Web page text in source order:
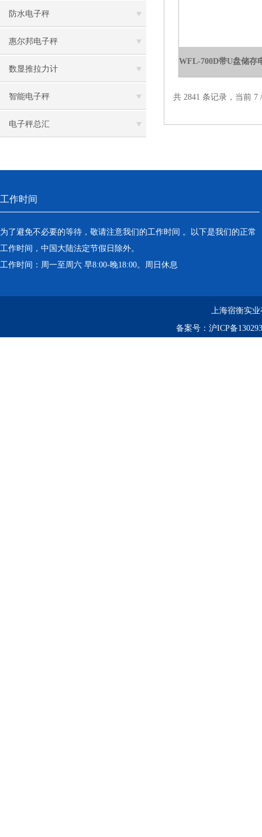
防水电子秤
惠尔邦电子秤
数显推拉力计
智能电子秤
电子秤总汇
共 2841 条记录，当前
工作时间
为了避免不必要的等待，敬请注意我们的工作时间 。以下是我们的正常
工作时间，中国大陆法定节假日除外。
工作时间：周一至周六 早8:00-晚18:00。周日休息
上海宿衡实
备案号： 沪ICP备